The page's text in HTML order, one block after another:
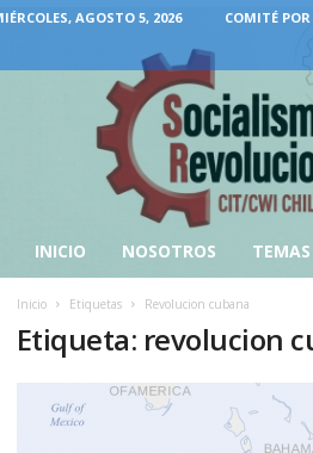
AGOSTO 5, 2026 COMITÉ
INICIO NOSOTROS TEMAS
Inicio Etiquetas Revolucion cubana
Etiqueta: revolucion